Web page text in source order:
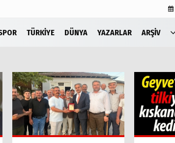
TÜRKIYE DÜNYA YAZARLAR ARŞIV
Video Galeri
Foto Galeri
Etkinlikler